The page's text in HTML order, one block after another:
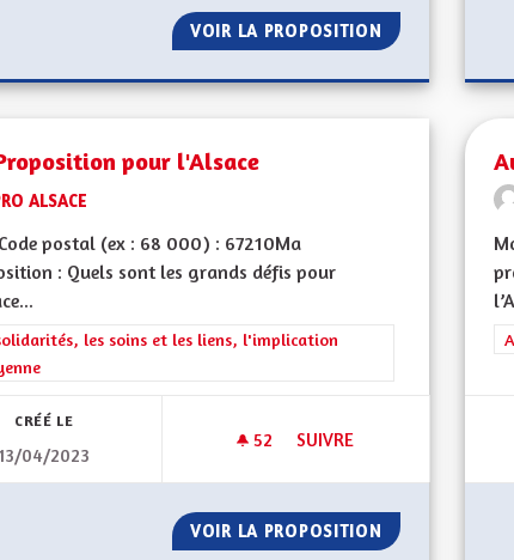
VOIR LA PROPOSITION POUR UNE
pour l'Alsace
ALSACE
postal (ex : 68 000) : 67210Ma
: Quels sont les grands défis pour
les résultats de la catégorie : Les solidarités, les soins et les
les soins et les liens, l'implication
CRÉÉ LE
04/2023
52 52 ABONNÉS
SUIVRE
MA PROPOSITION POUR
VOIR LA PROPOSITION MA